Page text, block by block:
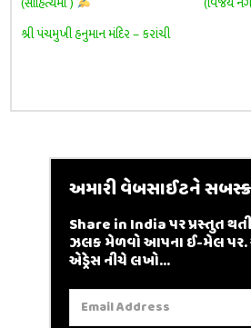
શ્રી પંચમુખી હનુમાન મંદિર – કરાંચી
અમારી વેબસાઈટને
Share in India પર પ્રસ્તુત
ઝલક મેળવો આપના ઈ-મેલ
એડ્રેસ નીચે લખો...
Email
Address